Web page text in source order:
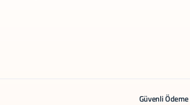
Güvenli Ödeme